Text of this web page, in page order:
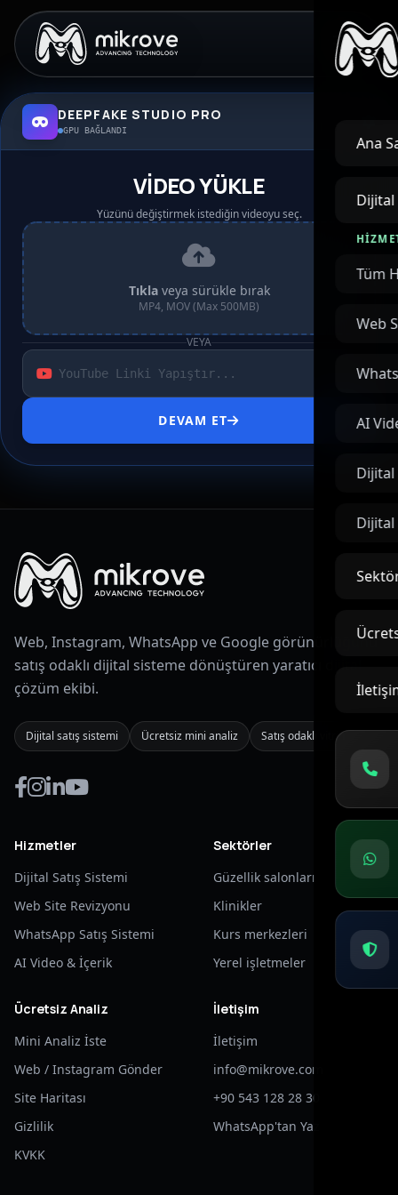
Ana
Dijital
Tüm
Web
AI
Dijital
Dijital
DEEPFAKE STUDIO PRO
GPU BAĞLANDI
VİDEO YÜKLE
Yüzünü değiştirmek istediğin videoyu seç.
Tıklaveya sürükle bırak
MP4, MOV (Max 500MB)
VEYA
DEVAM ET
Bu bir simülasyondu!
Web, Instagram, WhatsApp ve Google görünürlüğünü
satış odaklı dijital sisteme dönüştüren yaratıcı dijital
çözüm ekibi.
Dijital satış sistemi Ücretsiz mini analiz Satış odaklı vitrin
Hizmetler
Dijital Satış Sistemi
Web Site Revizyonu
WhatsApp Satış Sistemi
AI Video & İçerik
Sektörler
Güzellik salonları
Klinikler
Kurs merkezleri
Yerel işletmeler
Ücretsiz Analiz
Mini Analiz İste
Web / Instagram Gönder
Site Haritası
Gizlilik
KVKK
İletişim
İletişim
info@mikrove.com
+90 543 128 28 30
WhatsApp'tan Yaz